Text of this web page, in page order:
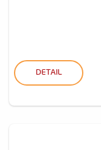
DETAIL